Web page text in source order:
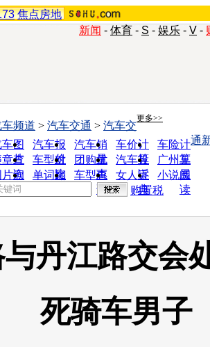
焦点房地
新闻 - 体育 - S - 娱乐 - V -
更多>>
图
片
汽车报
价
汽车销
量
车价计
算
车险计
算
章查
询
车型对
比
团购优
惠
汽车投
诉
广州车
展
片欣
赏
单词翻
车型查
询
女人宝
典
小说阅
读
频道 > 汽车交通 > 汽车交
通
购置税
丹江路交会
死骑车男子